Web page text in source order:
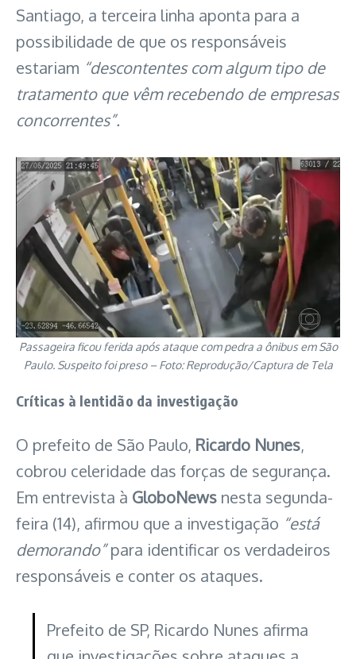
Santiago, a terceira linha aponta para a
possibilidade de que os responsáveis
estariam “descontentes com algum tipo de
tratamento que vêm recebendo de empresas
concorrentes”.
Passageira ficou ferida após ataque com pedra a ônibus em São
Paulo. Suspeito foi preso – Foto: Reprodução/Captura de Tela
Críticas à lentidão da investigação
O prefeito de São Paulo, Ricardo Nunes,
cobrou celeridade das forças de segurança.
Em entrevista à GloboNews nesta segunda-
feira (14), afirmou que a investigação “está
demorando”para identificar os verdadeiros
responsáveis e conter os ataques.
Prefeito de SP, Ricardo Nunes afirma